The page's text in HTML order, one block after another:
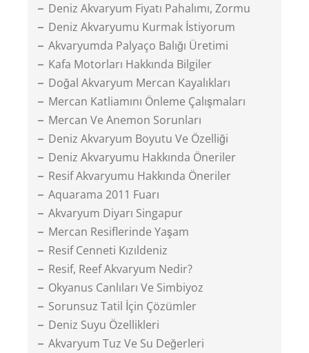
Deniz Akvaryum Fiyatı Pahalımı, Zormu
Deniz Akvaryumu Kurmak İstiyorum
Akvaryumda Palyaço Balığı Üretimi
Kafa Motorları Hakkında Bilgiler
Doğal Akvaryum Mercan Kayalıkları
Mercan Katliamını Önleme Çalışmaları
Mercan Ve Anemon Sorunları
Deniz Akvaryum Boyutu Ve Özelliği
Deniz Akvaryumu Hakkında Öneriler
Resif Akvaryumu Hakkında Öneriler
Aquarama 2011 Fuarı
Akvaryum Diyarı Singapur
Mercan Resiflerinde Yaşam
Resif Cenneti Kızıldeniz
Resif, Reef Akvaryum Nedir?
Okyanus Canlıları Ve Simbiyoz
Sorunsuz Tatil İçin Çözümler
Deniz Suyu Özellikleri
Akvaryum Tuz Ve Su Değerleri